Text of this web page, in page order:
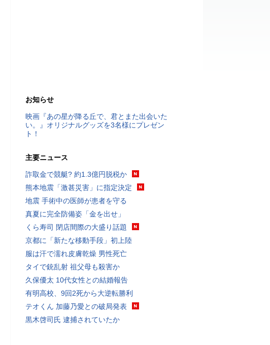
お知らせ
映画『あの星が降る丘で、君とまた出会いた
い。』オリジナルグッズを3名様にプレゼン
ト！
主要ニュース
詐取金で競艇? 約1.3億円脱税か
熊本地震「激甚災害」に指定決定
地震 手術中の医師が患者を守る
真夏に完全防備姿「金を出せ」
くら寿司 閉店間際の大盛り話題
京都に「新たな移動手段」初上陸
服は汗で濡れ皮膚乾燥 男性死亡
タイで銃乱射 祖父母も殺害か
久保優太 10代女性との結婚報告
有明高校、9回2死から大逆転勝利
テオくん 加藤乃愛との破局発表
黒木啓司氏 逮捕されていたか